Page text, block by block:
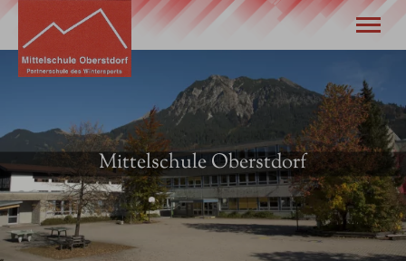
Unsere Schule
Schulleben
Termine
Tel.08322 940 630
Mittelschule Oberstdorf